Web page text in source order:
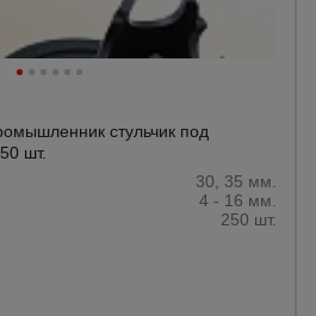
стульчик под
шт.
30, 35 мм.
4 - 16 мм.
250 шт.